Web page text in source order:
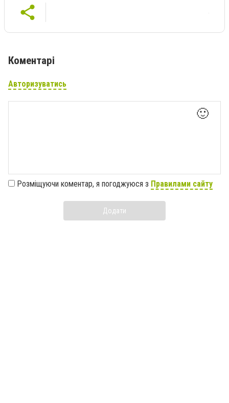
Коментарі
Авторизуватись
🙂
Розміщуючи коментар, я погоджуюся з Правилами сайту
Додати